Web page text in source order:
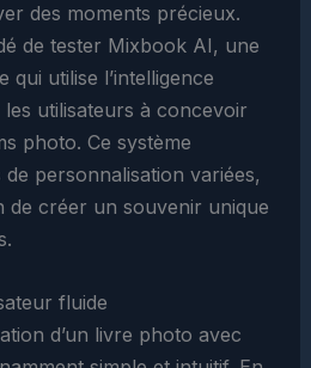
des moments précieux.
de tester Mixbook AI, une
utilise l’intelligence
utilisateurs à concevoir
photo. Ce système
personnalisation variées,
de créer un souvenir unique
fluide
d’un livre photo avec